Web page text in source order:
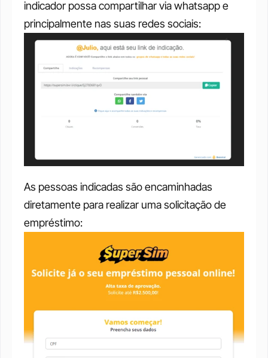
indicador possa compartilhar via whatsapp e
principalmente nas suas redes sociais:
As pessoas indicadas são encaminhadas
diretamente para realizar uma solicitação de
empréstimo: